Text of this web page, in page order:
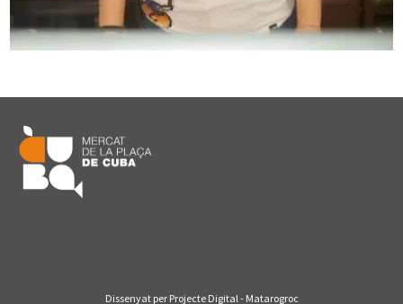
Dissenyat per Projecte Digital - Matarogroc